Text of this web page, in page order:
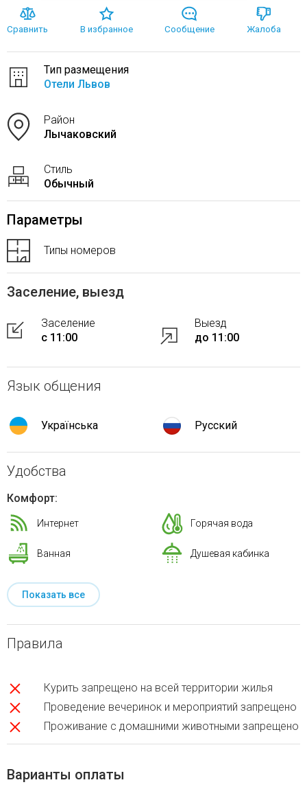
Сравнить В избранное Сообщение Жалоба
Тип размещения
Отели Львов
Район
Лычаковский
Стиль
Обычный
Параметры
Типы номеров
Заселение, выезд
Заселение
с 11:00
Выезд
до 11:00
Язык общения
Українська Русский
Удобства
Комфорт:
Интернет Горячая вода
Ванная Душевая кабинка
Показать все
Правила
Курить запрещено на всей территории жилья
Проведение вечеринок и мероприятий запрещено
Проживание с домашними животными запрещено
Варианты оплаты